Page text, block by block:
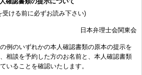
了承下さい。
当弁理士に対して調査、出願等の相談事案を
常の受任事件として有料となります。また、
理士個人との関係となり、当会は関与しませ
受ける前に必ずお読み下さい)
日本弁理士会関東会
例のいずれかの本人確認書類の原本の提示を
相談を予約した方のお名前と、本人確認書類
いることを確認いたします。